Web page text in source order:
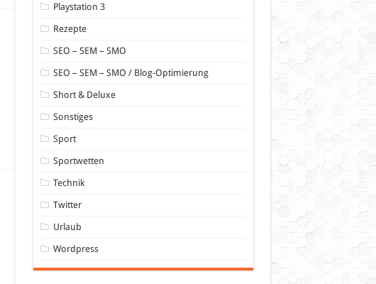
Playstation 3
Rezepte
SEO – SEM – SMO
SEO – SEM – SMO / Blog-Optimierung
Short & Deluxe
Sonstiges
Sport
Sportwetten
Technik
Twitter
Urlaub
Wordpress